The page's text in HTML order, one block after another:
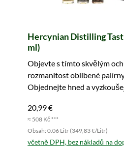
Hercynian Distilling
ml)
Objevte s tímto skvělým
rozmanitost oblíbené
Objednejte hned a
20,99 €
≈ 508 Kč ***
Obsah: 0.06 Litr (349,83 €/Litr)
včetně DPH, bez nákladů na